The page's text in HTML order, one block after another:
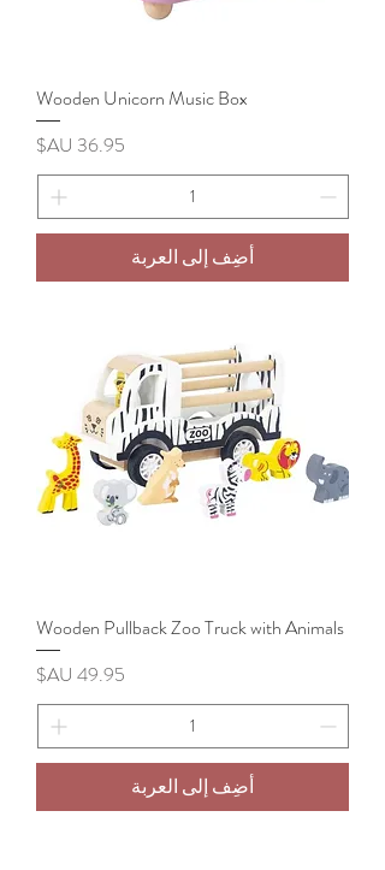
Wooden Unicorn Music Box
السعر
أضِف إلى العربة
Wooden Pullback Zoo Truck with Animals
السعر
أضِف إلى العربة